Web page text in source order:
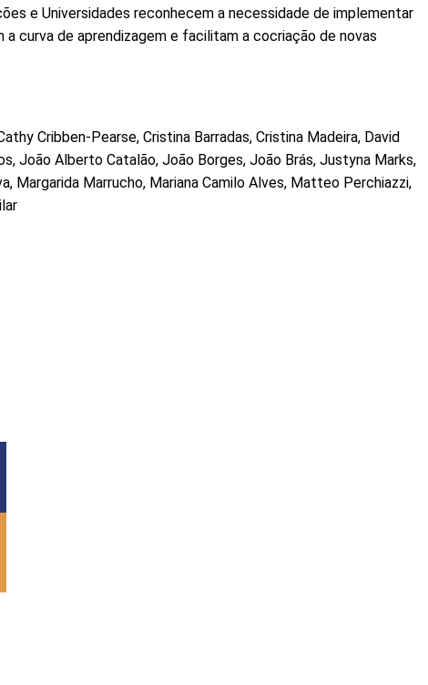
e Universidades reconhecem a necessidade de implementar
curva de aprendizagem e facilitam a cocriação de novas
Cribben-Pearse, Cristina Barradas, Cristina Madeira, David
João Alberto Catalão, João Borges, João Brás, Justyna Marks,
Margarida Marrucho, Mariana Camilo Alves, Matteo Perchiazzi,